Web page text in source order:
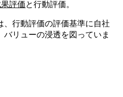
評価と行動評価。
、行動評価の評価基準に自社
リューの浸透を図っていま